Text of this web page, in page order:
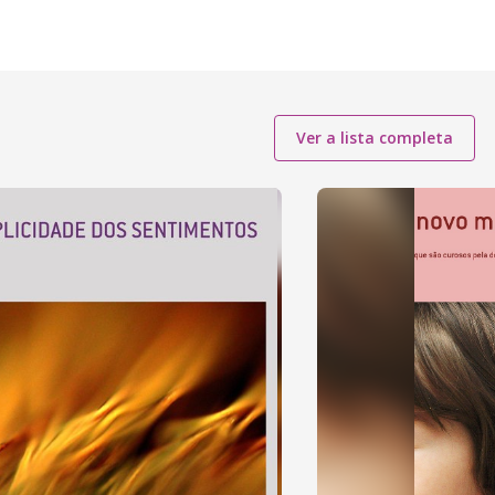
Ver a lista completa